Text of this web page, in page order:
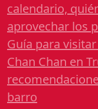
calendario,
aprovechar los
Guía para
Chan Chan en
barro